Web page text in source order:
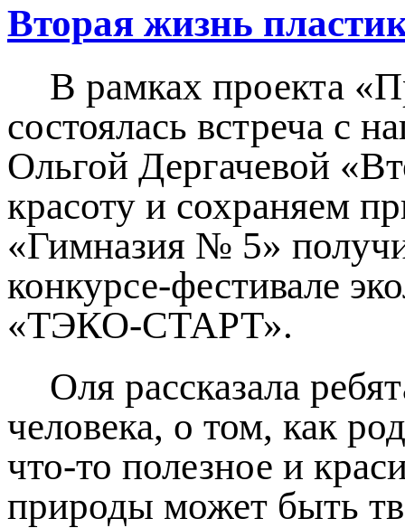
Вторая жизнь
В рамках проекта
состоялась встреча с
Ольгой Дергачевой
красоту и сохраняем
«Гимназия № 5»
конкурсе-фестивале
«ТЭКО-СТАРТ».
Оля рассказала
человека, о том, как
что-то полезное и
природы может быть